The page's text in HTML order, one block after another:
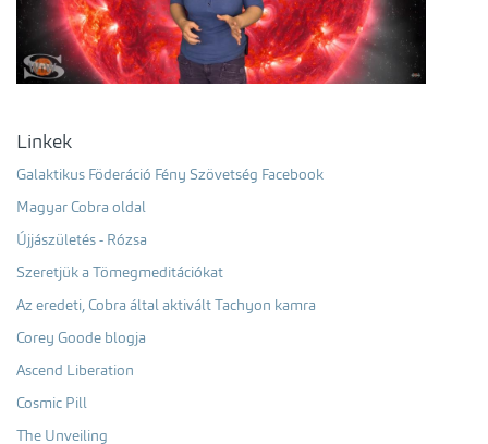
Linkek
Galaktikus Föderáció Fény Szövetség Facebook
Magyar Cobra oldal
Újjászületés - Rózsa
Szeretjük a Tömegmeditációkat
Az eredeti, Cobra által aktivált Tachyon kamra
Corey Goode blogja
Ascend Liberation
Cosmic Pill
The Unveiling